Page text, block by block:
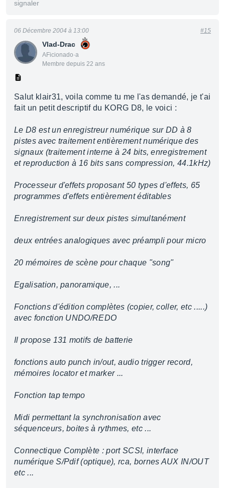
signaler
Vlad-Drac
AFicionado·a
Membre depuis 22 ans
06 Décembre 2004 à 13:00 #15
Salut klair31, voila comme tu me l'as demandé, je t'ai
fait un petit descriptif du KORG D8, le voici :
Le D8 est un enregistreur numérique sur DD à 8
pistes avec traitement entièrement numérique des
signaux (traitement interne à 24 bits, enregistrement
et reproduction à 16 bits sans compression, 44.1kHz)
Processeur d'effets proposant 50 types d'effets, 65
programmes d'effets entièrement éditables
Enregistrement sur deux pistes simultanément
deux entrées analogiques avec préampli pour micro
20 mémoires de scène pour chaque "song"
Egalisation, panoramique, ...
Fonctions d'édition complètes (copier, coller, etc .....)
avec fonction UNDO/REDO
Il propose 131 motifs de batterie
fonctions auto punch in/out, audio trigger record,
mémoires locator et marker ...
Fonction tap tempo
Midi permettant la synchronisation avec
séquenceurs, boites à rythmes, etc ...
Connectique Complète : port SCSI, interface
numérique S/Pdif (optique), rca, bornes AUX IN/OUT
etc ...